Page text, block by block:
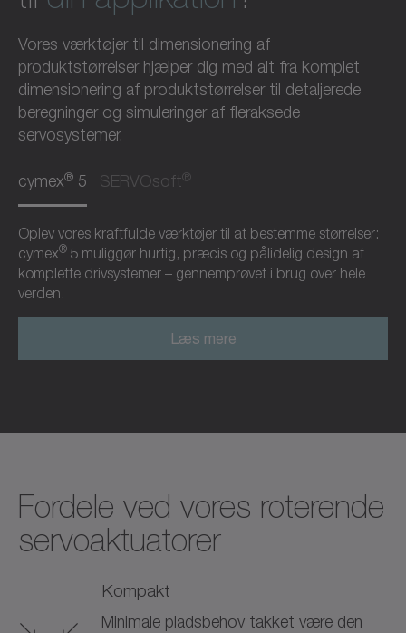
Vores værktøjer til dimensionering af
produktstørrelser hjælper dig med alt fra komplet
dimensionering af produktstørrelser til detaljerede
beregninger og simuleringer af fleraksede
servosystemer.
cymex® 5 SERVOsoft®
Oplev vores kraftfulde værktøjer til at bestemme størrelser:
cymex® 5 muliggør hurtig, præcis og pålidelig design af
komplette drivsystemer – gennemprøvet i brug over hele
verden.
Læs mere
Fordele ved vores roterende
servoaktuatorer
Kompakt
Minimale pladsbehov takket være den